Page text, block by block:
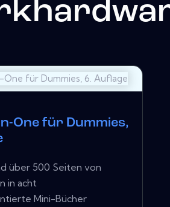
One für Dummies,
über 500 Seiten von
in acht
Mini-Bücher